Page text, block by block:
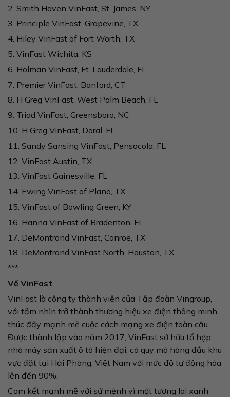
2. Smith Haven VinFast, St. James, NY
3. Principle VinFast, Grapevine, TX
4. Hiley VinFast of Fort Worth, TX
5. VinFast Wichita, KS
6. Holman VinFast, Ft. Lauderdale, FL
7. Premier VinFast, Banford, CT
8. H Greg VinFast, West Palm Beach, FL
9. Triad VinFast, Greensboro, NC
10. H Greg VinFast, Doral, FL
11. Sandy Sansing VinFast, Pensacola, FL
12. VinFast Austin, TX
13. VinFast Gainesville, FL
14. Ewing VinFast of Plano, TX
15. VinFast of Bowling Green, KY
16. Hanna VinFast of Bradenton, FL
17. DeMontrond VinFast, Conroe, TX
18. DeMontrond VinFast North, Houston, TX
***
Về VinFast
VinFast là công ty thành viên của Tập đoàn Vingroup,
với tầm nhìn trở thành thương hiệu xe điện thông minh
thúc đẩy mạnh mẽ cuộc cách mạng xe điện toàn cầu.
Được thành lập vào năm 2017, VinFast sở hữu tổ hợp
nhà máy sản xuất ô tô hiện đại, có quy mô hàng đầu khu
vực đặt tại Hải Phòng, Việt Nam với mức độ tự động hóa
lên đến 90%.
Cam kết mạnh mẽ với sứ mệnh vì một tương lai xanh